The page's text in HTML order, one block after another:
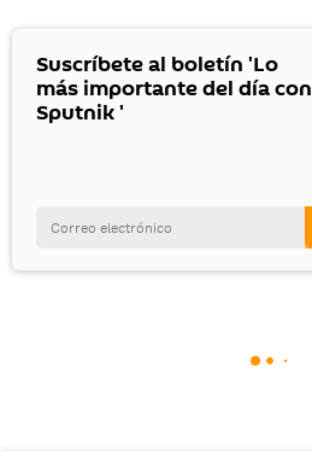
Suscríbete al boletín 'Lo
más importante del día con
Sputnik '